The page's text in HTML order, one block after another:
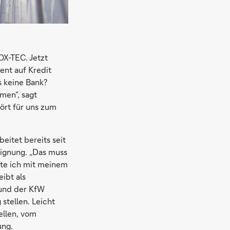
TEC. Jetzt
auf Kredit
Bank?
sagt
für uns zum
bereits seit
„Das muss
ich mit meinem
als
der KfW
stellen. Leicht
vom